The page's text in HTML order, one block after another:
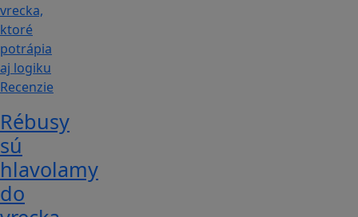
Recenzie
Rébusy
sú
hlavolamy
do